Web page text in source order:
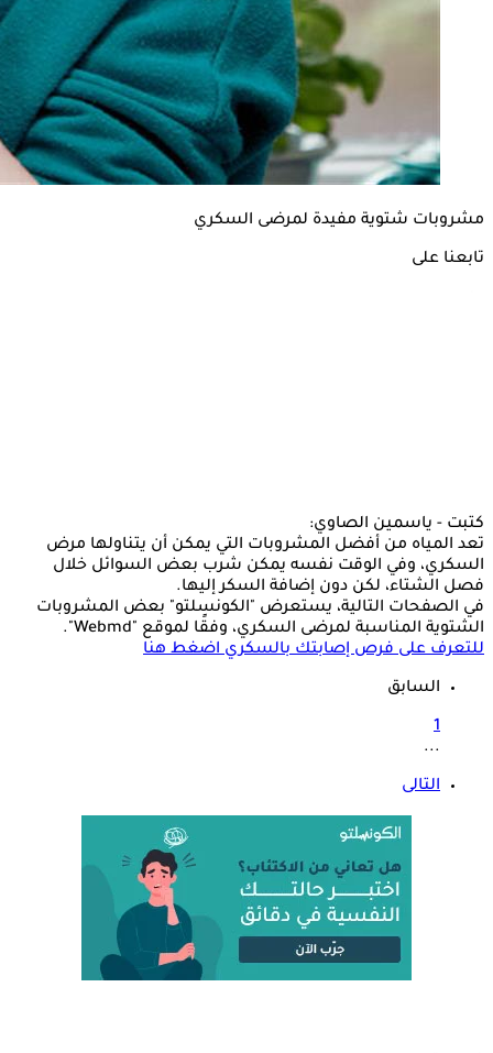
مشروبات شتوية مفيدة لمرضى السكري
تابعنا على
كتبت - ياسمين الصاوي:
تعد المياه من أفضل المشروبات التي يمكن أن يتناولها مرض
السكري، وفي الوقت نفسه يمكن شرب بعض السوائل خلال
فصل الشتاء، لكن دون إضافة السكر إليها.
في الصفحات التالية، يستعرض "الكونسلتو" بعض المشروبات
الشتوية المناسبة لمرضى السكري، وفقًا لموقع "Webmd".
للتعرف على فرص إصابتك بالسكري اضغط هنا
السابق
1
...
التالى